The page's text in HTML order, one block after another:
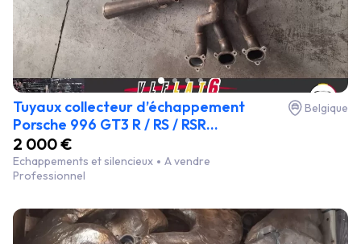
Tuyaux collecteur d’échappement
Porsche 996 GT3 R / RS / RSR...
Belgique
2 000 €
Echappements et silencieux
A vendre
Professionnel